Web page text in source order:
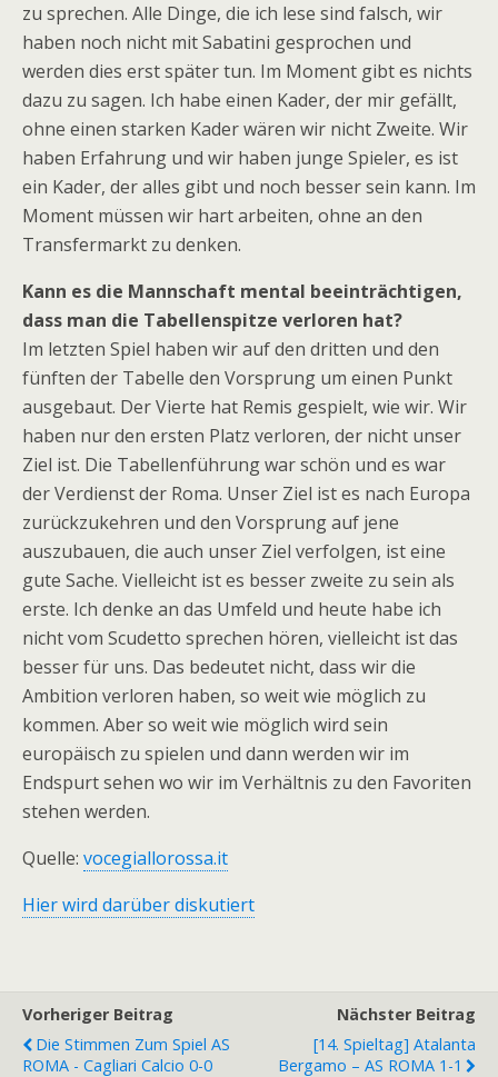
zu sprechen. Alle Dinge, die ich lese sind falsch, wir
haben noch nicht mit Sabatini gesprochen und
werden dies erst später tun. Im Moment gibt es nichts
dazu zu sagen. Ich habe einen Kader, der mir gefällt,
ohne einen starken Kader wären wir nicht Zweite. Wir
haben Erfahrung und wir haben junge Spieler, es ist
ein Kader, der alles gibt und noch besser sein kann. Im
Moment müssen wir hart arbeiten, ohne an den
Transfermarkt zu denken.
Kann es die Mannschaft mental beeinträchtigen,
dass man die Tabellenspitze verloren hat?
Im letzten Spiel haben wir auf den dritten und den
fünften der Tabelle den Vorsprung um einen Punkt
ausgebaut. Der Vierte hat Remis gespielt, wie wir. Wir
haben nur den ersten Platz verloren, der nicht unser
Ziel ist. Die Tabellenführung war schön und es war
der Verdienst der Roma. Unser Ziel ist es nach Europa
zurückzukehren und den Vorsprung auf jene
auszubauen, die auch unser Ziel verfolgen, ist eine
gute Sache. Vielleicht ist es besser zweite zu sein als
erste. Ich denke an das Umfeld und heute habe ich
nicht vom Scudetto sprechen hören, vielleicht ist das
besser für uns. Das bedeutet nicht, dass wir die
Ambition verloren haben, so weit wie möglich zu
kommen. Aber so weit wie möglich wird sein
europäisch zu spielen und dann werden wir im
Endspurt sehen wo wir im Verhältnis zu den Favoriten
stehen werden.
Quelle: vocegiallorossa.it
Hier wird darüber diskutiert
Vorheriger Beitrag
Die Stimmen Zum Spiel AS
ROMA - Cagliari Calcio 0-0
Nächster Beitrag
[14. Spieltag] Atalanta
Bergamo – AS ROMA 1-1